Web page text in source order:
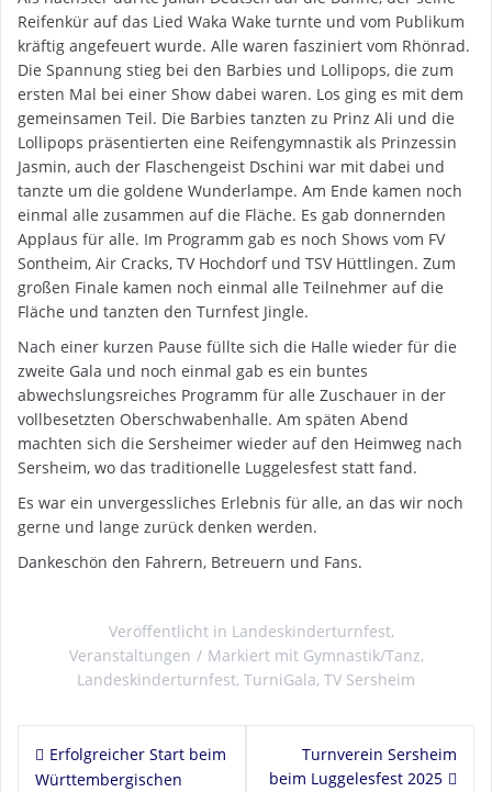
Reifenkür auf das Lied Waka Wake turnte und vom Publikum
kräftig angefeuert wurde. Alle waren fasziniert vom Rhönrad.
Die Spannung stieg bei den Barbies und Lollipops, die zum
ersten Mal bei einer Show dabei waren. Los ging es mit dem
gemeinsamen Teil. Die Barbies tanzten zu Prinz Ali und die
Lollipops präsentierten eine Reifengymnastik als Prinzessin
Jasmin, auch der Flaschengeist Dschini war mit dabei und
tanzte um die goldene Wunderlampe. Am Ende kamen noch
einmal alle zusammen auf die Fläche. Es gab donnernden
Applaus für alle. Im Programm gab es noch Shows vom FV
Sontheim, Air Cracks, TV Hochdorf und TSV Hüttlingen. Zum
großen Finale kamen noch einmal alle Teilnehmer auf die
Fläche und tanzten den Turnfest Jingle.
Nach einer kurzen Pause füllte sich die Halle wieder für die
zweite Gala und noch einmal gab es ein buntes
abwechslungsreiches Programm für alle Zuschauer in der
vollbesetzten Oberschwabenhalle. Am späten Abend
machten sich die Sersheimer wieder auf den Heimweg nach
Sersheim, wo das traditionelle Luggelesfest statt fand.
Es war ein unvergessliches Erlebnis für alle, an das wir noch
gerne und lange zurück denken werden.
Dankeschön den Fahrern, Betreuern und Fans.
Veröffentlicht in Landeskinderturnfest,
Veranstaltungen
Markiert mit Gymnastik/Tanz,
Landeskinderturnfest, TurniGala, TV Sersheim
Beitragsnavigation
Erfolgreicher Start beim
Württembergischen
Turnverein Sersheim
beim Luggelesfest 2025